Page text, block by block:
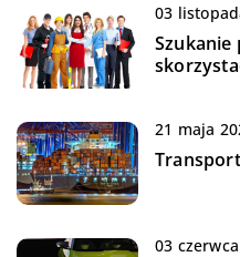
03
Szukanie
21 maja
03